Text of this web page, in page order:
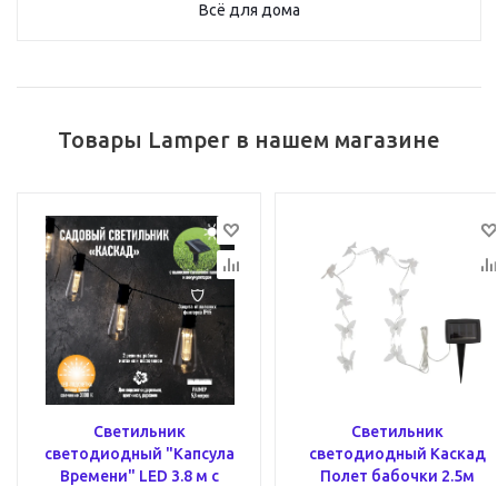
Всё для дома
Товары Lamper в нашем магазине
Светильник
светодиодный "Капсула
Времени" LED 3.8 м с
Светильник
светодиодный Каскад
Полет бабочки 2.5м